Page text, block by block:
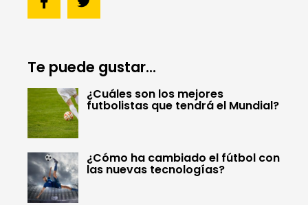
Te puede gustar...
¿Cuáles son los mejores
futbolistas que tendrá el Mundial?
¿Cómo ha cambiado el fútbol con
las nuevas tecnologías?